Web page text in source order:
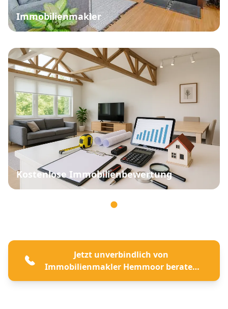
Immobilienmakler
Kostenlose Immobilienbewertung
Jetzt unverbindlich von
Immobilienmakler Hemmoor beraten
lassen